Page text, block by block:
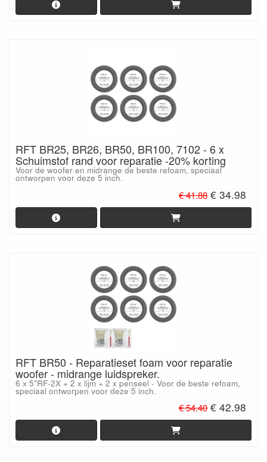
RFT BR25, BR26, BR50, BR100, 7102 - 6 x
Schuimstof rand voor reparatie -20% korting
Voor de woofer en midrange de beste refoam, speciaal
ontworpen voor deze 5 inch.
€ 41.88 € 34.98
RFT BR50 - Reparatieset foam voor reparatie
woofer - midrange luidspreker.
6 x 5"RF-2X + 2 x lijm + 2 x penseel - Voor de beste refoam,
speciaal ontworpen voor deze 5 inch.
€ 54.40 € 42.98